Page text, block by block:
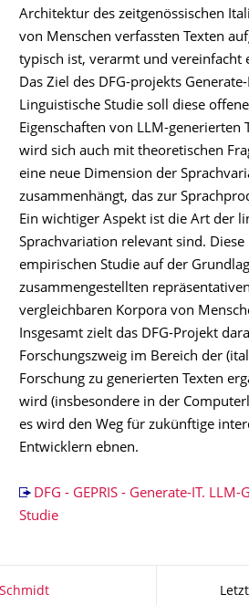
Architektur des zeitgenössischen
von Menschen verfassten Texten
typisch ist, verarmt und vereinfacht
Das Ziel des DFG-projekts
Linguistische Studie soll diese
Eigenschaften von LLM-
wird sich auch mit theoretischen
eine neue Dimension der
zusammenhängt, das zur
Ein wichtiger Aspekt ist die Art der
Sprachvariation relevant sind.
empirischen Studie auf der
zusammengestellten
vergleichbaren Korpora von
Insgesamt zielt das DFG-Projekt
Forschungszweig im Bereich der
Forschung zu generierten Texten
wird (insbesondere in der
es wird den Weg für zukünftige
Entwicklern ebnen.
DFG - GEPRIS - Generate-IT.
Studie